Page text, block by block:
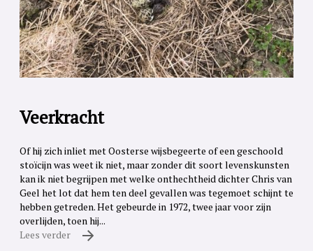
Veerkracht
Of hij zich inliet met Oosterse wijsbegeerte of een geschoold
stoïcijn was weet ik niet, maar zonder dit soort levenskunsten
kan ik niet begrijpen met welke onthechtheid dichter Chris van
Geel het lot dat hem ten deel gevallen was tegemoet schijnt te
hebben getreden. Het gebeurde in 1972, twee jaar voor zijn
overlijden, toen hij...
Lees verder